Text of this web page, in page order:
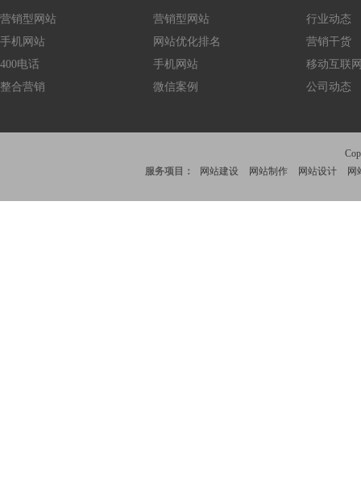
营销型网站
手机网站
400电话
整合营销
营销型网站
网站优化排名
手机网站
微信案例
行业动态
营销干货
移动互联
公司动态
服务项目：
网站建设 网站制作 网站设计 网